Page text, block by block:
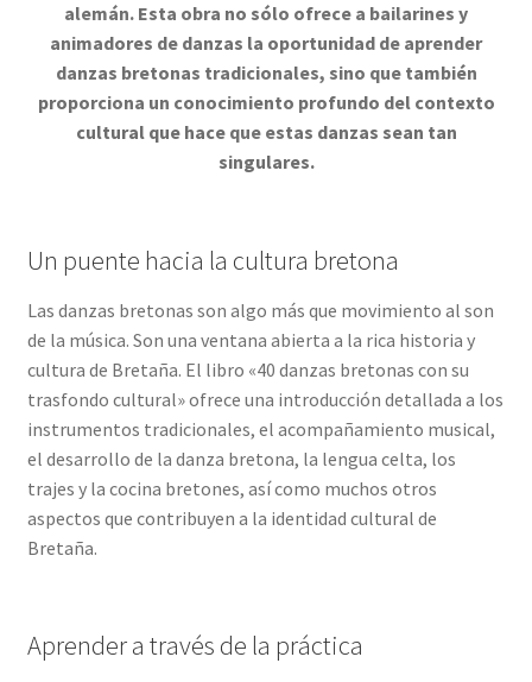
alemán. Esta obra no sólo ofrece a bailarines y
animadores de danzas la oportunidad de aprender
danzas bretonas tradicionales, sino que también
proporciona un conocimiento profundo del contexto
cultural que hace que estas danzas sean tan
singulares.
Un puente hacia la cultura bretona
Las danzas bretonas son algo más que movimiento al son
de la música. Son una ventana abierta a la rica historia y
cultura de Bretaña. El libro «40 danzas bretonas con su
trasfondo cultural» ofrece una introducción detallada a los
instrumentos tradicionales, el acompañamiento musical,
el desarrollo de la danza bretona, la lengua celta, los
trajes y la cocina bretones, así como muchos otros
aspectos que contribuyen a la identidad cultural de
Bretaña.
Aprender a través de la práctica